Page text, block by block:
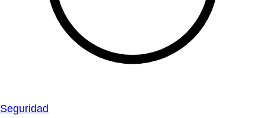
Seguridad